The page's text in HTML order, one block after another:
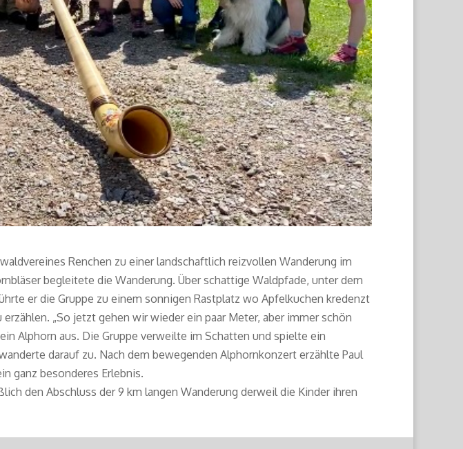
Renchen zu einer landschaftlich reizvollen Wanderung im
begleitete die Wanderung. Über schattige Waldpfade, unter dem
er die Gruppe zu einem sonnigen Rastplatz wo Apfelkuchen kredenzt
„So jetzt gehen wir wieder ein paar Meter, aber immer schön
Alphorn aus. Die Gruppe verweilte im Schatten und spielte ein
darauf zu. Nach dem bewegenden Alphornkonzert erzählte Paul
ganz besonderes Erlebnis.
den Abschluss der 9 km langen Wanderung derweil die Kinder ihren